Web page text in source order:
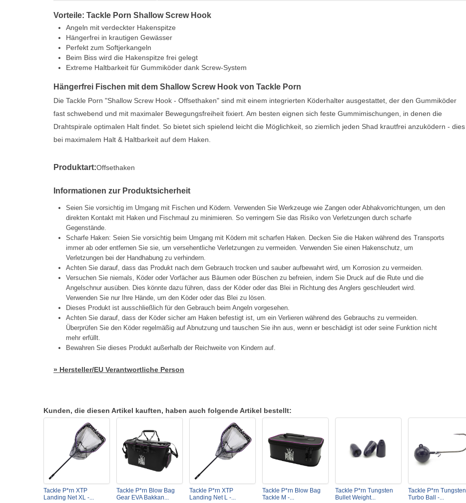
Vorteile: Tackle Porn Shallow Screw Hook
Angeln mit verdeckter Hakenspitze
Hängerfrei in krautigen Gewässer
Perfekt zum Softjerkangeln
Beim Biss wird die Hakenspitze frei gelegt
Extreme Haltbarkeit für Gummiköder dank Screw-System
Hängerfrei Fischen mit dem Shallow Screw Hook von Tackle Porn
Die Tackle Porn "Shallow Screw Hook - Offsethaken" sind mit einem integrierten Köderhalter ausgestattet, der den Gummiköder
fast schwebend und mit maximaler Bewegungsfreiheit fixiert. Am besten eignen sich feste Gummimischungen, in denen die
Drahtspirale optimalen Halt findet. So bietet sich spielend leicht die Möglichkeit, so ziemlich jeden Shad krautfrei anzuködern - dies
bei maximalem Halt & Haltbarkeit auf dem Haken.
Produktart:Offsethaken
Informationen zur Produktsicherheit
Seien Sie vorsichtig im Umgang mit Fischen und Ködern. Verwenden Sie Werkzeuge wie Zangen oder Abhakvorrichtungen, um den
direkten Kontakt mit Haken und Fischmaul zu minimieren. So verringern Sie das Risiko von Verletzungen durch scharfe
Gegenstände.
Scharfe Haken: Seien Sie vorsichtig beim Umgang mit Ködern mit scharfen Haken. Decken Sie die Haken während des Transports
immer ab oder entfernen Sie sie, um versehentliche Verletzungen zu vermeiden. Verwenden Sie einen Hakenschutz, um
Verletzungen bei der Handhabung zu verhindern.
Achten Sie darauf, dass das Produkt nach dem Gebrauch trocken und sauber aufbewahrt wird, um Korrosion zu vermeiden.
Versuchen Sie niemals, Köder oder Vorfächer aus Bäumen oder Büschen zu befreien, indem Sie Druck auf die Rute und die
Angelschnur ausüben. Dies könnte dazu führen, dass der Köder oder das Blei in Richtung des Anglers geschleudert wird.
Verwenden Sie nur Ihre Hände, um den Köder oder das Blei zu lösen.
Dieses Produkt ist ausschließlich für den Gebrauch beim Angeln vorgesehen.
Achten Sie darauf, dass der Köder sicher am Haken befestigt ist, um ein Verlieren während des Gebrauchs zu vermeiden.
Überprüfen Sie den Köder regelmäßig auf Abnutzung und tauschen Sie ihn aus, wenn er beschädigt ist oder seine Funktion nicht
mehr erfüllt.
Bewahren Sie dieses Produkt außerhalb der Reichweite von Kindern auf.
» Hersteller/EU Verantwortliche Person
Kunden, die diesen Artikel kauften, haben auch folgende Artikel bestellt:
Tackle P*rn XTP
Landing Net XL -...
Tackle P*rn Blow Bag
Gear EVA Bakkan...
Tackle P*rn XTP
Landing Net L -...
Tackle P*rn Blow Bag
Tackle M -...
Tackle P*rn Tungsten
Bullet Weight...
Tackle P*rn Tungsten
Turbo Ball -...